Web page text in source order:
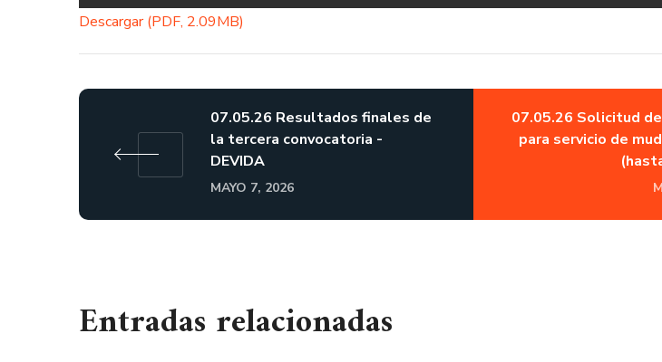
Descargar (PDF, 2.09MB)
07.05.26 Resultados finales de
la tercera convocatoria -
DEVIDA
MAYO 7, 2026
07.05.26 Solicitud
para servicio de
Entradas relacionadas